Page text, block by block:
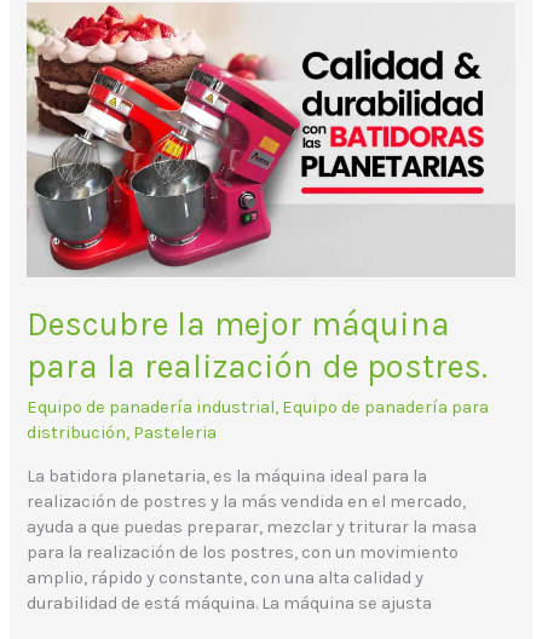
Descubre la mejor máquina
para la realización de postres.
Equipo de panadería industrial, Equipo de panadería para
distribución, Pasteleria
La batidora planetaria, es la máquina ideal para la
realización de postres y la más vendida en el mercado,
ayuda a que puedas preparar, mezclar y triturar la masa
para la realización de los postres, con un movimiento
amplio, rápido y constante, con una alta calidad y
durabilidad de está máquina. La máquina se ajusta
Descubre
la
mejor
máquina
para
la
realización
de
postres.